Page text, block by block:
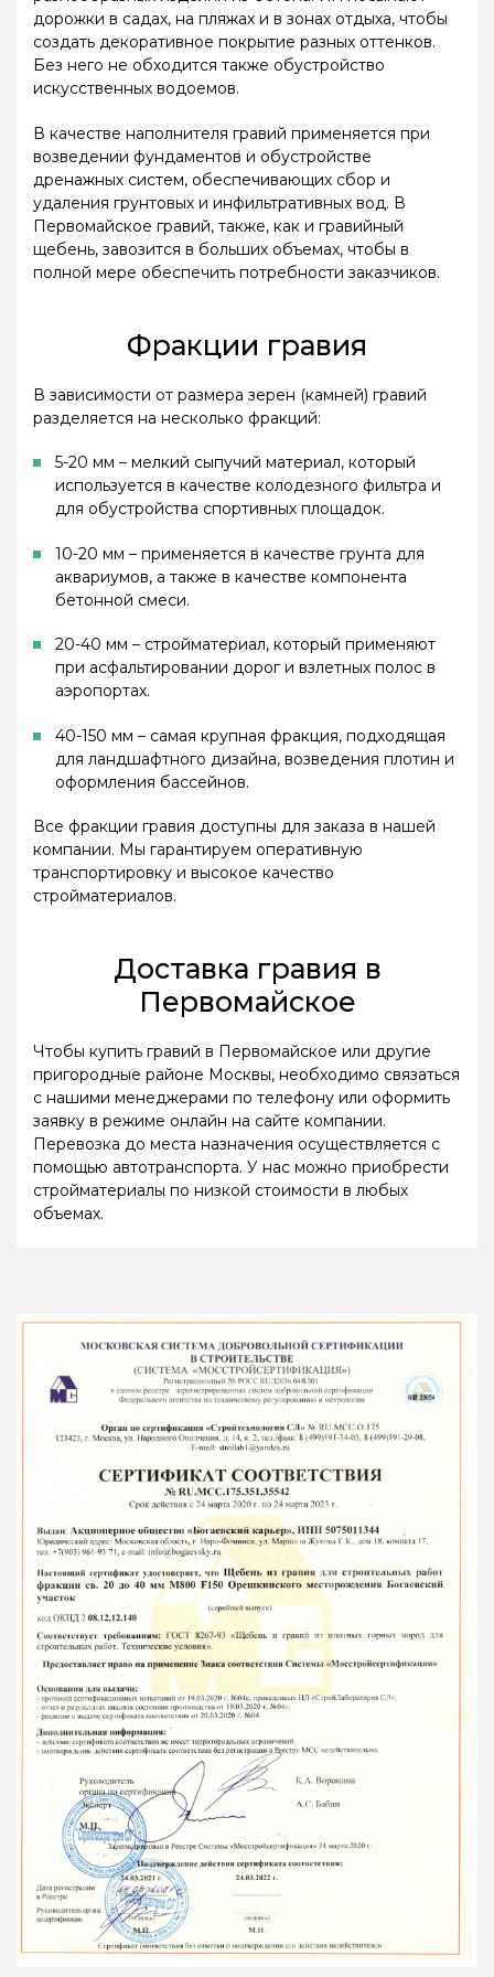
дорожки в садах, на пляжах и в зонах отдыха, чтобы
создать декоративное покрытие разных оттенков.
Без него не обходится также обустройство
искусственных водоемов.
В качестве наполнителя гравий применяется при
возведении фундаментов и обустройстве
дренажных систем, обеспечивающих сбор и
удаления грунтовых и инфильтративных вод. В
Первомайское гравий, также, как и гравийный
щебень, завозится в больших объемах, чтобы в
полной мере обеспечить потребности заказчиков.
Фракции гравия
В зависимости от размера зерен (камней) гравий
разделяется на несколько фракций:
5-20 мм – мелкий сыпучий материал, который
используется в качестве колодезного фильтра и
для обустройства спортивных площадок.
10-20 мм – применяется в качестве грунта для
аквариумов, а также в качестве компонента
бетонной смеси.
20-40 мм – стройматериал, который применяют
при асфальтировании дорог и взлетных полос в
аэропортах.
40-150 мм – самая крупная фракция, подходящая
для ландшафтного дизайна, возведения плотин и
оформления бассейнов.
Все фракции гравия доступны для заказа в нашей
компании. Мы гарантируем оперативную
транспортировку и высокое качество
стройматериалов.
Доставка гравия в
Первомайское
Чтобы купить гравий в Первомайское или другие
пригородные районе Москвы, необходимо связаться
с нашими менеджерами по телефону или оформить
заявку в режиме онлайн на сайте компании.
Перевозка до места назначения осуществляется с
помощью автотранспорта. У нас можно приобрести
стройматериалы по низкой стоимости в любых
объемах.